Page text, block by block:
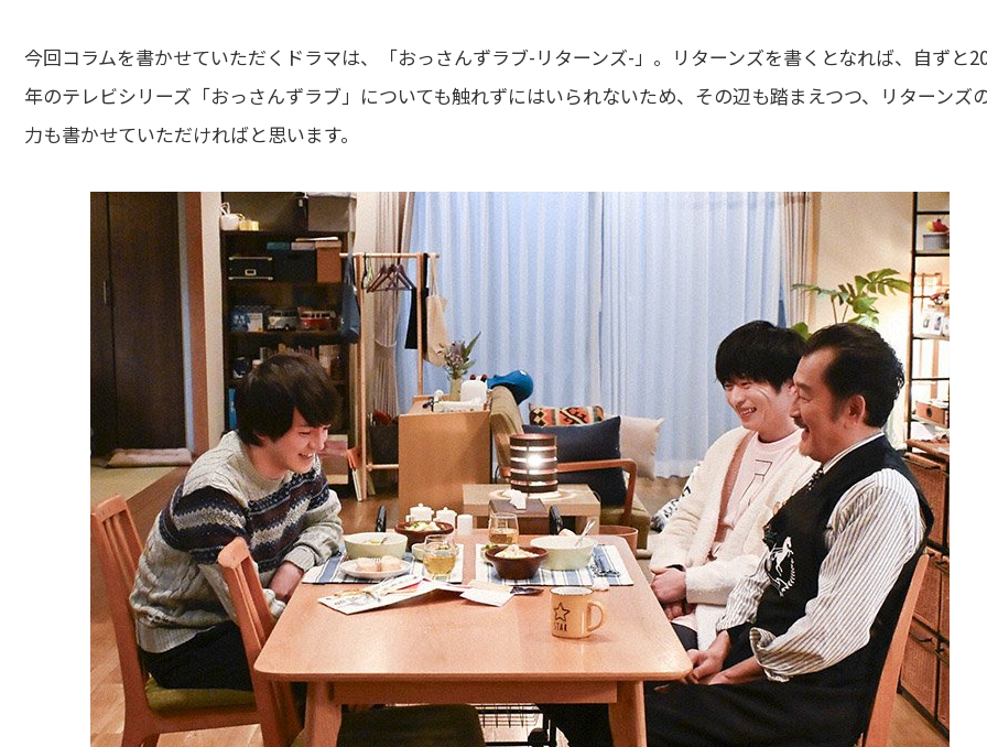
今回コラムを書かせていただくドラマは、「おっさんずラブ-リターンズ-」。リターンズを書くとなれば、自ずと
年のテレビシリーズ「おっさんずラブ」についても触れずにはいられないため、その辺も踏まえつつ、リターンズ
力も書かせていただければと思います。